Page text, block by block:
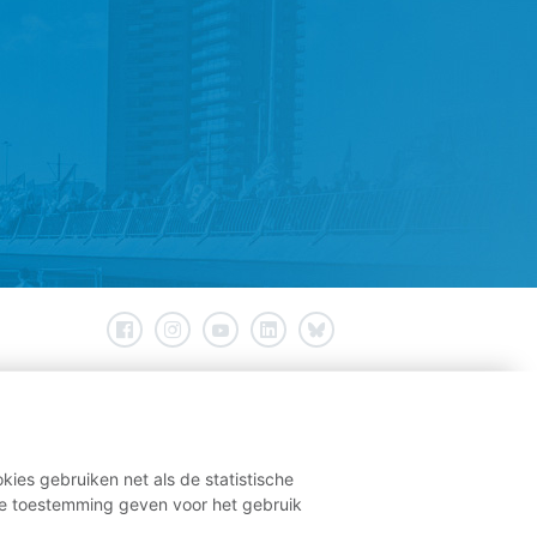
gebruiken net als de statistische
toestemming geven voor het gebruik